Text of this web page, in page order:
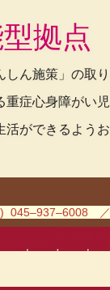
拠
しん施策」の取
重症心身障がい
活ができるよう
045–937–6008